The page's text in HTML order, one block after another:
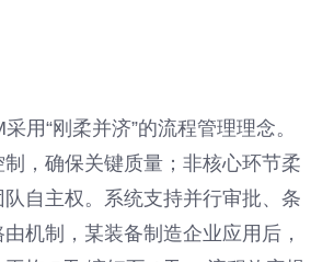
用“刚柔并济”的流程管理理念。
，确保关键质量；非核心环节柔
自主权。系统支持并行审批、条
机制，某装备制造企业应用后，